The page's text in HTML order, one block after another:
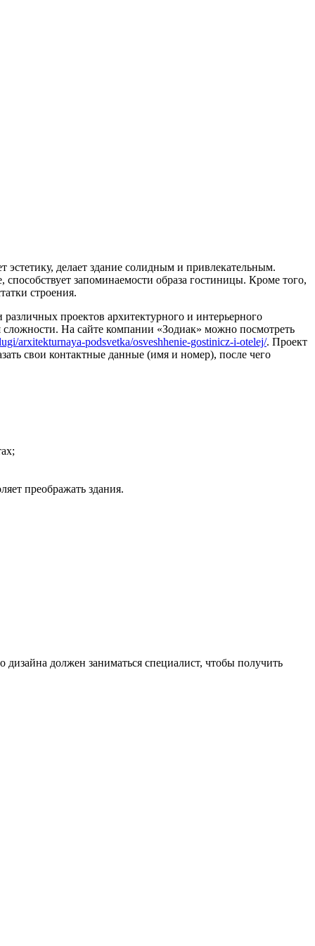
эстетику, делает здание солидным и привлекательным.
запоминаемости образа гостиницы. Кроме того,
строения.
проектов архитектурного и интерьерного
На сайте компании «Зодиак» можно посмотреть
arxitekturnaya-podsvetka/osveshhenie-gostinicz-i-otelej/. Проект
свои контактные данные (имя и номер), после чего
преображать здания.
дизайна должен заниматься специалист, чтобы получить